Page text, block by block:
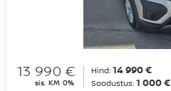
13 990 €
sis. KM 0%
Hind: 14 990 €
Soodustus: 1 000 €